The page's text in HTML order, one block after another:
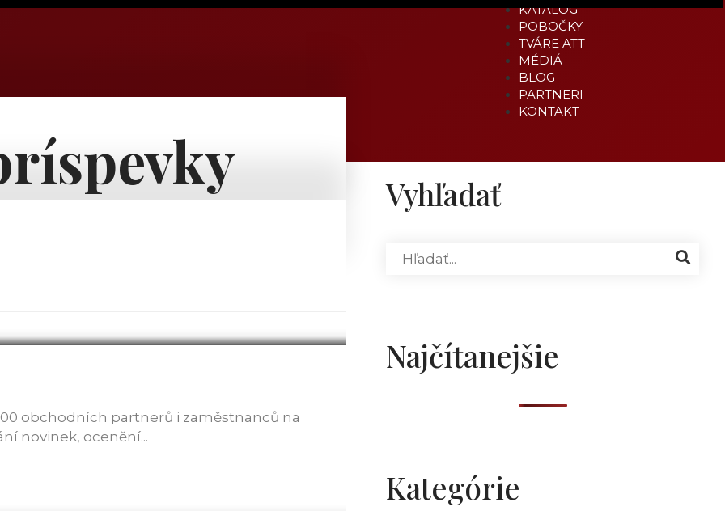
KATALÓG
POBOČKY
TVÁRE ATT
MÉDIÁ
BLOG
PARTNERI
KONTAKT
obchodních partnerů i zaměstnanců na
novinek, ocenění...
Vyhľadať
Najčítanejšie
Kategórie